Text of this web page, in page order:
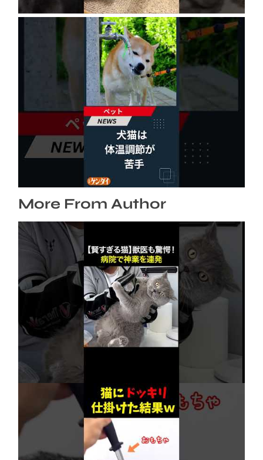
犬猫は体温調節が苦手、しかも夏バテは胃腸に
出る…そんなときの対処法とは？ #犬 #猫 #ペ
ット #飼い猫 #飼い犬 #熱中症 #日刊ゲンダイ
More From Author
【賢すぎる猫】獣医も驚愕！病院で神業を連発
2026年8月6日